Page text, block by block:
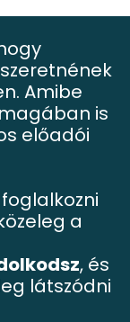
Amibe
is
előadói
a
, és
látszódni